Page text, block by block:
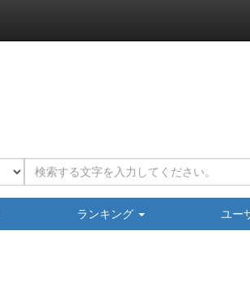
ランキング ユー